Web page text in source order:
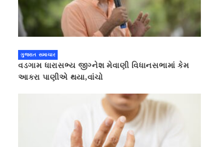
ગુજરાત સમાચાર
વડગામ ધારાસભ્ય જીગ્નેશ મેવાણી વિધાનસભામાં કેમ
આકરા પાણીએ થયા,વાંચો